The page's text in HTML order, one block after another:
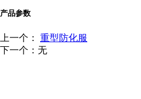
产品参数
上一个： 重型防化服
下一个：无